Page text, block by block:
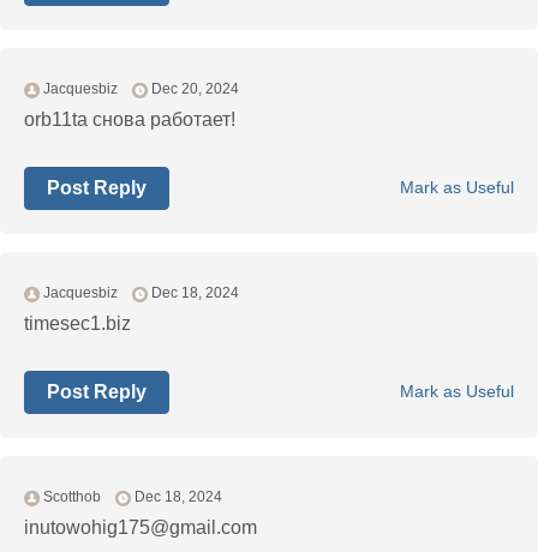
Jacquesbiz Dec 20, 2024
orb11ta снова работает!
Mark as Useful
Post Reply
Jacquesbiz Dec 18, 2024
timesec1.biz
Mark as Useful
Post Reply
Scotthob Dec 18, 2024
inutowohig175@gmail.com